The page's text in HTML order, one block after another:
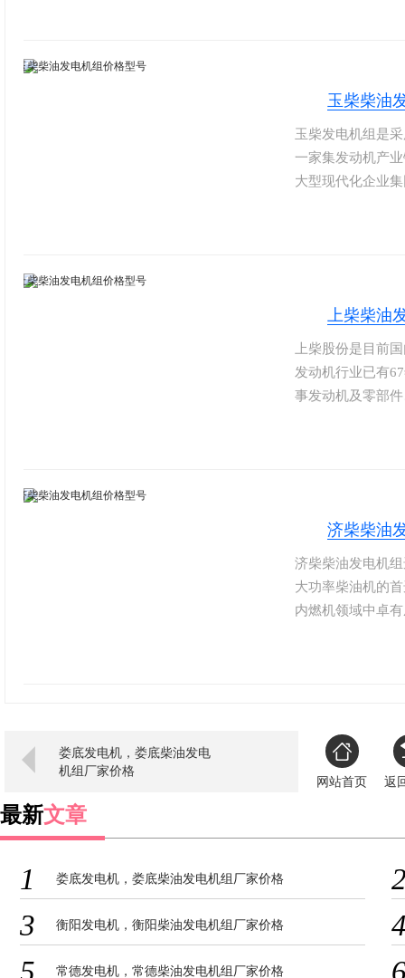
玉柴柴油
玉柴发电机组是
一家集发动机产
大型现代化企业
上柴柴油
上柴股份是目前
发动机行业已有
事发动机及零部
济柴柴油
济柴柴油发电机
大功率柴油机的
内燃机领域中卓
娄底发电机，娄底柴油发电
机组厂家价格
网站首页
返
最新文章
1 娄底发电机，娄底柴油发电机组厂家价格
3
衡阳发电机，衡阳柴油发电机组厂家价格
常德发电机，常德柴油发电机组厂家价格